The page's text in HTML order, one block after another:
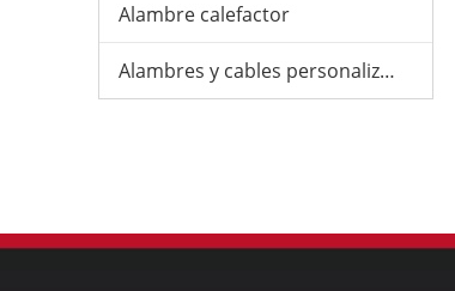
Alambre calefactor
Alambres y cables personalizados